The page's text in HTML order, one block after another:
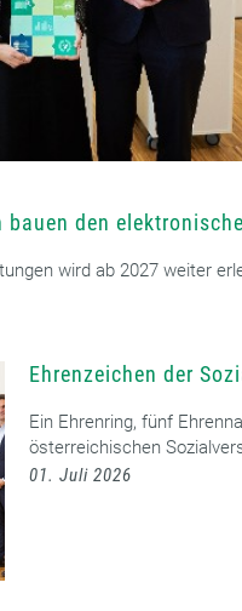
bauen den
wird ab 2027 weiter
Ehrenzeichen der
Ein Ehrenring, fünf
österreichischen
01. Juli 2026